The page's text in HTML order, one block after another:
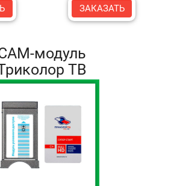
ЗАКАЗАТЬ
модуль
ТВ